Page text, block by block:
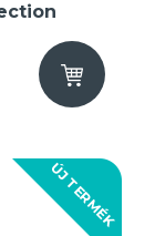
ÚJ TERMÉK